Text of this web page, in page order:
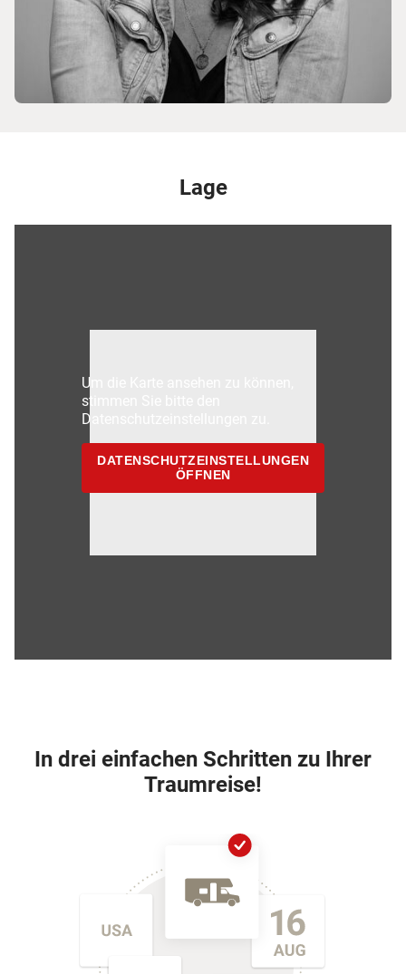
Lage
Um die Karte ansehen zu können,
stimmen Sie bitte den
Datenschutzeinstellungen zu.
DATENSCHUTZEINSTELLUNGEN
ÖFFNEN
In drei einfachen Schritten zu Ihrer
Traumreise!